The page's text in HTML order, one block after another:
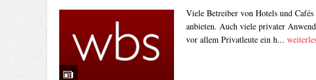
Viele Betreiber von Hotels und
anbieten. Auch viele privater
vor allem Privatleute ein h...